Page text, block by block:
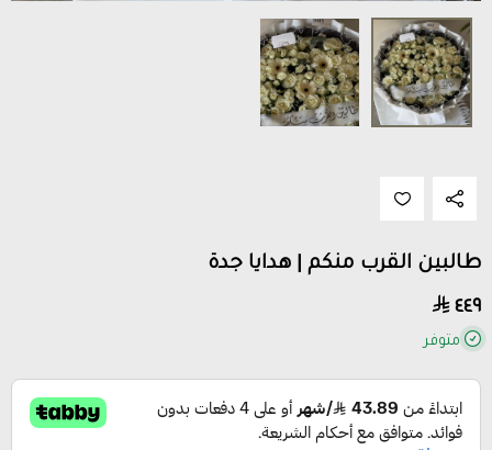
طالبين القرب منكم | هدايا جدة
٤٤٩
متوفر